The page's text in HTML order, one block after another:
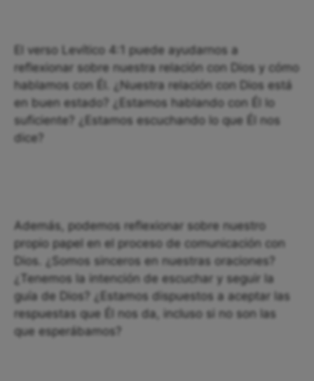
El verso Levítico 4:1 puede ayudarnos a
reflexionar sobre nuestra relación con Dios y cómo
hablamos con Él. ¿Nuestra relación con Dios está
en buen estado? ¿Estamos hablando con Él lo
suficiente? ¿Estamos escuchando lo que Él nos
dice?
Además, podemos reflexionar sobre nuestro
propio papel en el proceso de comunicación con
Dios. ¿Somos sinceros en nuestras oraciones?
¿Tenemos la intención de escuchar y seguir la
guía de Dios? ¿Estamos dispuestos a aceptar las
respuestas que Él nos da, incluso si no son las
que esperábamos?